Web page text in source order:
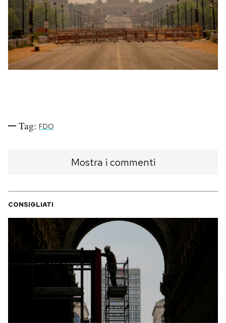
PODCAST
NEWSLETTER
Area Personale
Newsletter
Notifiche mobile
Regala il Post
Hai bisogno di aiuto?
Tag: FDO
Mostra i commenti
CONSIGLIATI